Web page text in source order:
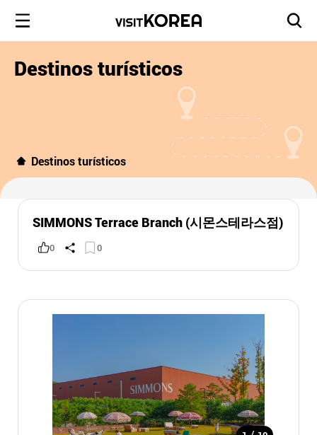
Destinos turísticos
Destinos turísticos
SIMMONS Terrace Branch (시몬스테라스점)
0 0